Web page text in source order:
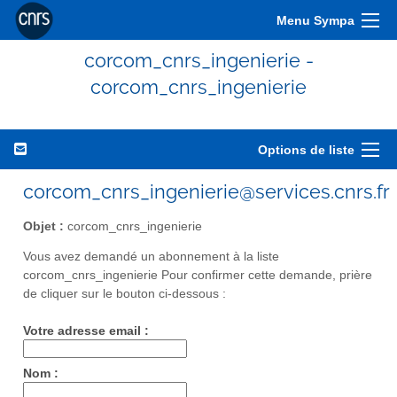
Menu Sympa
corcom_cnrs_ingenierie -
corcom_cnrs_ingenierie
Options de liste
corcom_cnrs_ingenierie@services.cnrs.fr
Objet : corcom_cnrs_ingenierie
Vous avez demandé un abonnement à la liste
corcom_cnrs_ingenierie Pour confirmer cette demande, prière
de cliquer sur le bouton ci-dessous :
Votre adresse email :
Nom :